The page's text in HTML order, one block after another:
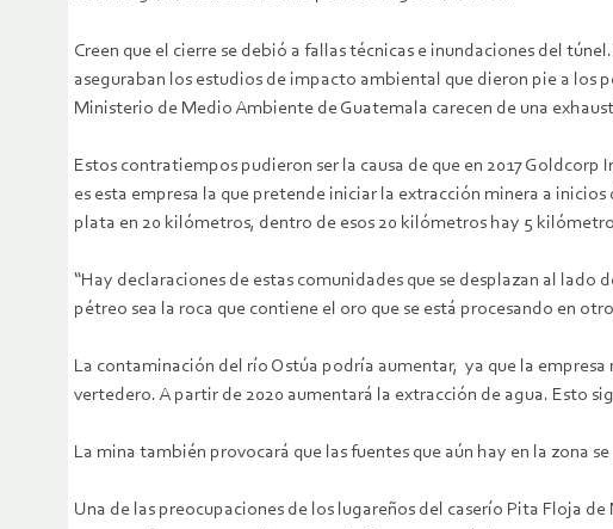
Creen que el cierre se debió a fallas técnicas e inundaciones del
aseguraban los estudios de impacto ambiental que dieron pie a los
Ministerio de Medio Ambiente de Guatemala carecen de una
Estos contratiempos pudieron ser la causa de que en 2017
es esta empresa la que pretende iniciar la extracción minera a
plata en 20 kilómetros, dentro de esos 20 kilómetros hay 5
“Hay declaraciones de estas comunidades que se desplazan al
pétreo sea la roca que contiene el oro que se está procesando en
La contaminación del río Ostúa podría aumentar, ya que la
vertedero. A partir de 2020 aumentará la extracción de agua. Esto
La mina también provocará que las fuentes que aún hay en la zona
Una de las preocupaciones de los lugareños del caserío Pita Floja